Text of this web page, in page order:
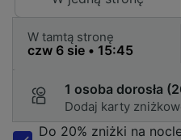
W tamtą stronę
1 osoba dorosła
Dodaj karty
Do 20% zniżki na